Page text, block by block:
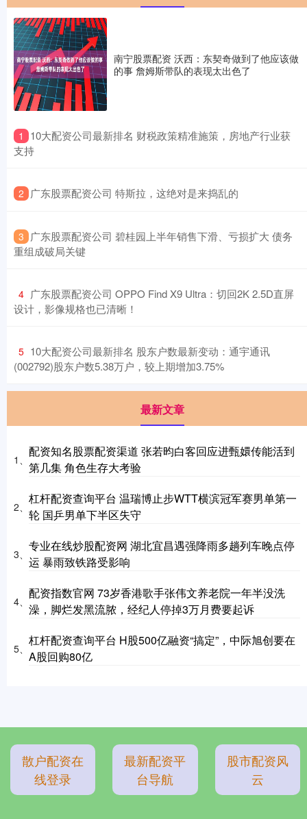
南宁股票配资 沃西：东契奇做到了他应该做
的事 詹姆斯带队的表现太出色了
1
​10大配资公司最新排名 财税政策精准施策，房地产行业获
支持
2 ​广东股票配资公司 特斯拉，这绝对是来捣乱的
3 ​广东股票配资公司 碧桂园上半年销售下滑、亏损扩大 债务
重组成破局关键
4 ​广东股票配资公司 OPPO Find X9 Ultra：切回2K 2.5D直屏
设计，影像规格也已清晰！
5 ​10大配资公司最新排名 股东户数最新变动：通宇通讯
(002792)股东户数5.38万户，较上期增加3.75%
最新文章
1、
配资知名股票配资渠道 张若昀白客回应进甄嬛传能活到
第几集 角色生存大考验
2、
杠杆配资查询平台 温瑞博止步WTT横滨冠军赛男单第一
轮 国乒男单下半区失守
3、
专业在线炒股配资网 湖北宜昌遇强降雨多趟列车晚点停
运 暴雨致铁路受影响
4、
配资指数官网 73岁香港歌手张伟文养老院一年半没洗
澡，脚烂发黑流脓，经纪人停掉3万月费要起诉
5、
杠杆配资查询平台 H股500亿融资“搞定”，中际旭创要在
A股回购80亿
散户配资在
线登录
最新配资平
台导航
股市配资风
云